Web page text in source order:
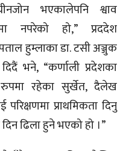
भएकालेपनि श्वाव
नपरेको हो,” प्रददेश
हुम्लाका डा. टसी अञ्जुक
भने, “कर्णाली प्रदेशका
रहेका सुर्खेत, दैलेख
प्राथमिकता दिनु
ढिला हुने भएको हो ।”